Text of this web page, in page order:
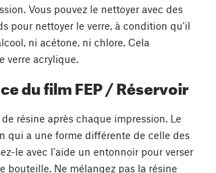
Vous pouvez le nettoyer avec des
pour nettoyer le verre, à condition qu'il
ni acétone, ni chlore. Cela
verre acrylique.
du film FEP / Réservoir
résine après chaque impression. Le
qui a une forme différente de celle des
le avec l'aide un entonnoir pour verser
bouteille. Ne mélangez pas la résine